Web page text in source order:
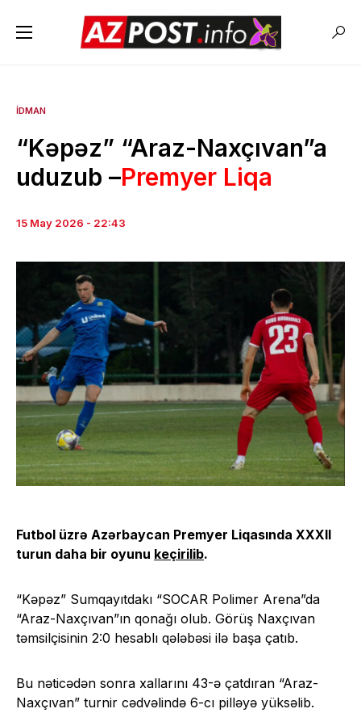
İDMAN
“Kəpəz” “Araz-Naxçıvan”a
uduzub –Premyer Liqa
15 May 2026 - 22:43
Futbol üzrə Azərbaycan Premyer Liqasında XXXII
turun daha bir oyunu keçirilib.
“Kəpəz” Sumqayıtdakı “SOCAR Polimer Arena”da
“Araz-Naxçıvan”ın qonağı olub. Görüş Naxçıvan
təmsilçisinin 2:0 hesablı qələbəsi ilə başa çatıb.
Bu nəticədən sonra xallarını 43-ə çatdıran “Araz-
Naxçıvan” turnir cədvəlində 6-cı pilləyə yüksəlib.